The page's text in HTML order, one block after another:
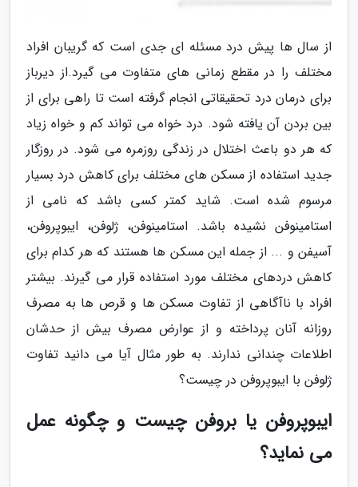
از سال ها پیش درد مسئله ای جدی است که گریبان افراد
مختلف را در مقطع زمانی های متفاوت می گیرد.از دیرباز
برای درمان درد تحقیقاتی انجام گرفته است تا راهی برای از
بین بردن آن یافته شود. درد خواه می تواند کم و خواه زیاد
که هر دو باعث اختلال در زندگی روزمره می شود. در روزگار
جدید استفاده از مسکن های مختلف برای کاهش درد بسیار
مرسوم شده است. شاید کمتر کسی باشد که نامی از
استامینوفن نشیده باشد. استامینوفن، ژلوفن، ایبوپروفن،
آسیفن و ... از جمله این مسکن ها هستند که هر کدام برای
کاهش دردهای مختلف مورد استفاده قرار می گیرند. بیشتر
افراد با ناآگاهی از تفاوت مسکن ها و قرص ها به مصرف
روزانه آنان پرداخته و از عوارض مصرف بیش از حدشان
اطلاعات چندانی ندارند. به طور مثال آیا می دانید تفاوت
ژلوفن با ایبوپروفن در چیست؟
ایبوپروفن یا بروفن چیست و چگونه عمل
می نماید؟